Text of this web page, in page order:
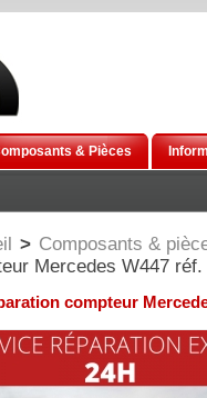
& Pièces
> Composants &
Mercedes W447 réf.
compteur